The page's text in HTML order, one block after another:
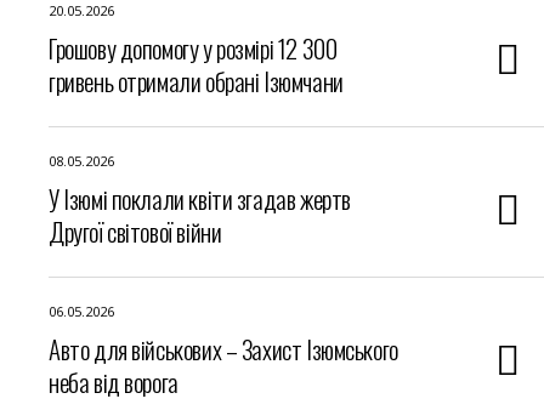
20.05.2026
Грошову допомогу у розмірі 12 300
гривень отримали обрані Ізюмчани
08.05.2026
У Ізюмі поклали квіти згадав жертв
Другої світової війни
06.05.2026
Авто для військових – Захист Ізюмського
неба від ворога